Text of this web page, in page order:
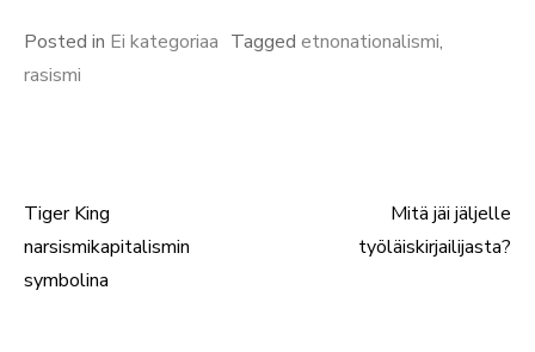
Posted in Ei kategoriaa Tagged etnonationalismi,
rasismi
Artikkelien
selaus
Tiger King
narsismikapitalismin
symbolina
Mitä jäi jäljelle
työläiskirjailijasta?